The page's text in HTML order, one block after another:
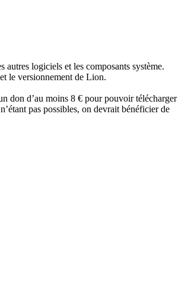
autres logiciels et les composants système.
le versionnement de Lion.
don d’au moins 8 € pour pouvoir télécharger
pas possibles, on devrait bénéficier de